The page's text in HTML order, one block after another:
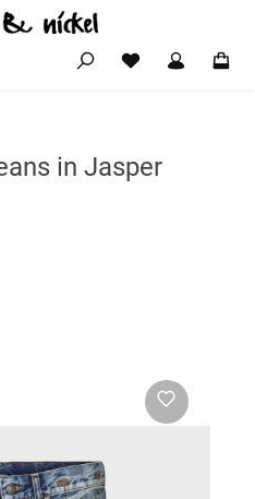
in Jasper